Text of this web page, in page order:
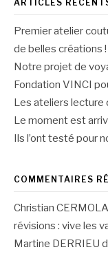
ARTICLES
Premier atelier
de belles créations !
Notre projet de
Fondation VINCI
Les ateliers lecture
Le moment est
Ils l’ont testé pour
COMMENTAIRES
Christian
révisions : vive les
Martine DERRIEU